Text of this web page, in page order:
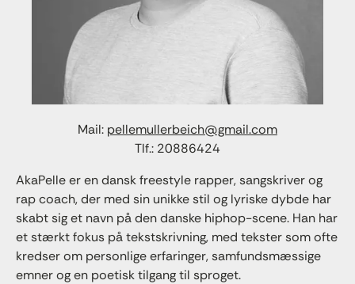
Mail: pellemullerbeich@gmail.com
Tlf.: 20886424
AkaPelle er en dansk freestyle rapper, sangskriver og
rap coach, der med sin unikke stil og lyriske dybde har
skabt sig et navn på den danske hiphop-scene. Han har
et stærkt fokus på tekstskrivning, med tekster som ofte
kredser om personlige erfaringer, samfundsmæssige
emner og en poetisk tilgang til sproget.